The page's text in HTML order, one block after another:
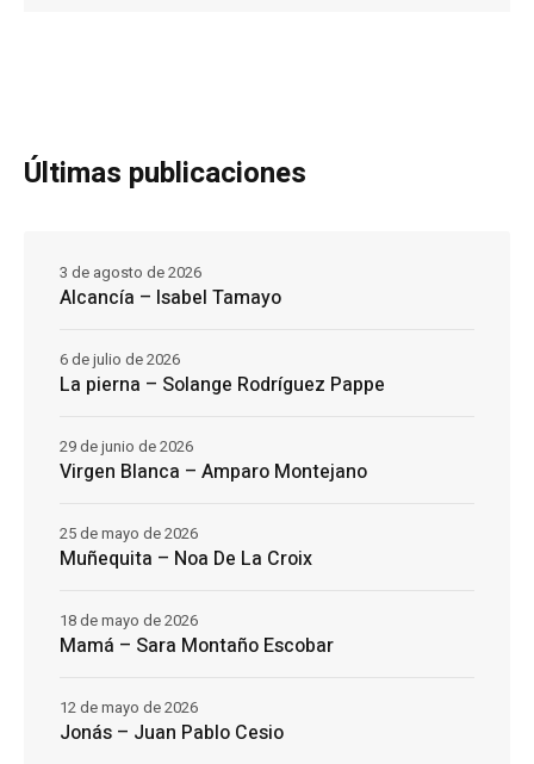
Últimas publicaciones
Alcancía – Isabel Tamayo
3 de agosto de 2026
La pierna – Solange Rodríguez Pappe
6 de julio de 2026
Virgen Blanca – Amparo Montejano
29 de junio de 2026
Muñequita – Noa De La Croix
25 de mayo de 2026
Mamá – Sara Montaño Escobar
18 de mayo de 2026
Jonás – Juan Pablo Cesio
12 de mayo de 2026